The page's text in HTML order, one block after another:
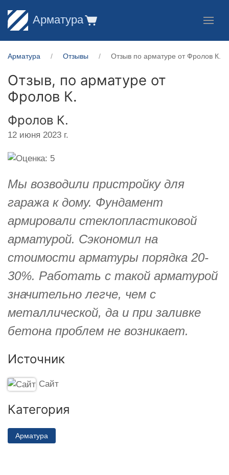
Арматура
Арматура Отзывы Отзыв по арматуре от Фролов К.
Отзыв, по арматуре от
Фролов К.
Фролов К.
12 июня 2023 г.
Мы возводили пристройку для
гаража к дому. Фундамент
армировали стеклопластиковой
арматурой. Сэкономил на
стоимости арматуры порядка 20-
30%. Работать с такой арматурой
значительно легче, чем с
металлической, да и при заливке
бетона проблем не возникает.
Источник
Сайт
Категория
Арматура